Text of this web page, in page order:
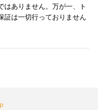
はありません。万が一、ト
証は一切行っておりません